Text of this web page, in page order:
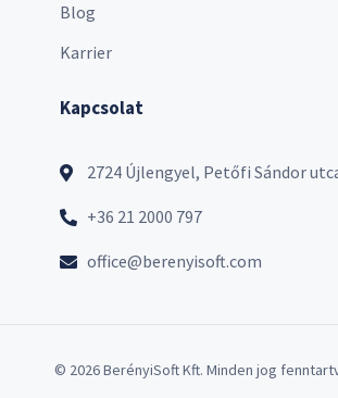
Blog
Karrier
Kapcsolat
2724 Újlengyel, Petőfi Sándor
+36 21 2000 797
office@berenyisoft.com
© 2026 BerényiSoft Kft. Minden jog